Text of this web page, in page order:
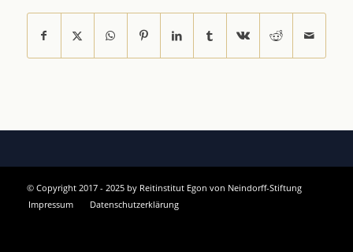
© Copyright 2017 - 2025 by Reitinstitut Egon von Neindorff-Stiftung
Impressum
Datenschutzerklärung